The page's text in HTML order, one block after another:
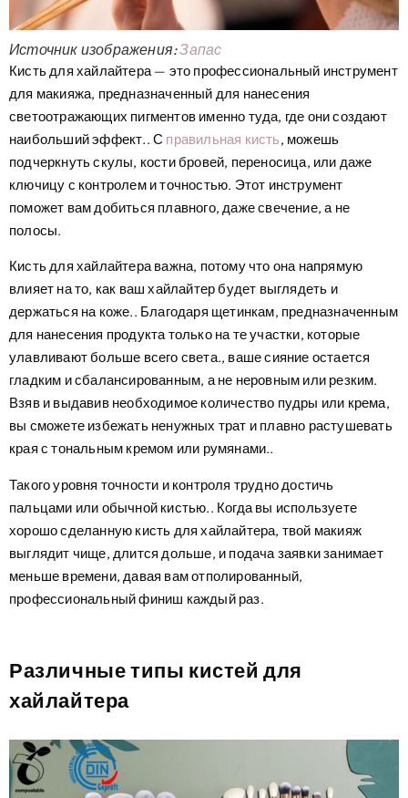
Источник изображения:Запас
Кисть для хайлайтера — это профессиональный инструмент
для макияжа, предназначенный для нанесения
светоотражающих пигментов именно туда, где они создают
наибольший эффект.. С правильная кисть, можешь
подчеркнуть скулы, кости бровей, переносица, или даже
ключицу с контролем и точностью. Этот инструмент
поможет вам добиться плавного, даже свечение, а не
полосы.
Кисть для хайлайтера важна, потому что она напрямую
влияет на то, как ваш хайлайтер будет выглядеть и
держаться на коже.. Благодаря щетинкам, предназначенным
для нанесения продукта только на те участки, которые
улавливают больше всего света., ваше сияние остается
гладким и сбалансированным, а не неровным или резким.
Взяв и выдавив необходимое количество пудры или крема,
вы сможете избежать ненужных трат и плавно растушевать
края с тональным кремом или румянами..
Такого уровня точности и контроля трудно достичь
пальцами или обычной кистью.. Когда вы используете
хорошо сделанную кисть для хайлайтера, твой макияж
выглядит чище, длится дольше, и подача заявки занимает
меньше времени, давая вам отполированный,
профессиональный финиш каждый раз.
Различные типы кистей для
хайлайтера